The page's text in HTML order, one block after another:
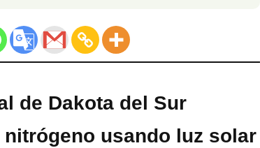
de Dakota del Sur
usando luz solar